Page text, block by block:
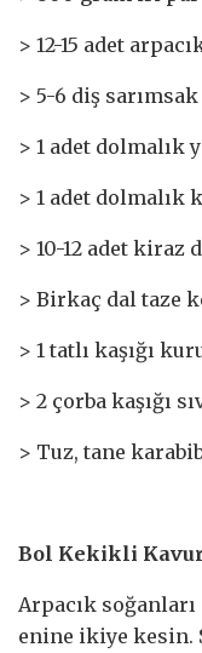
> 12-15 adet
> 5-6 diş sarımsak
> 1 adet dolmalık
> 1 adet dolmalık
> 10-12 adet kiraz
> Birkaç dal taze
> 1 tatlı kaşığı
> 2 çorba kaşığı
> Tuz, tane
Bol Kekikli
Arpacık
enine ikiye kesin.